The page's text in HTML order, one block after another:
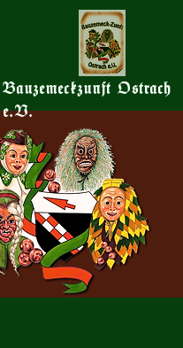
Bauzemeckzunft Ostrach
e.V.